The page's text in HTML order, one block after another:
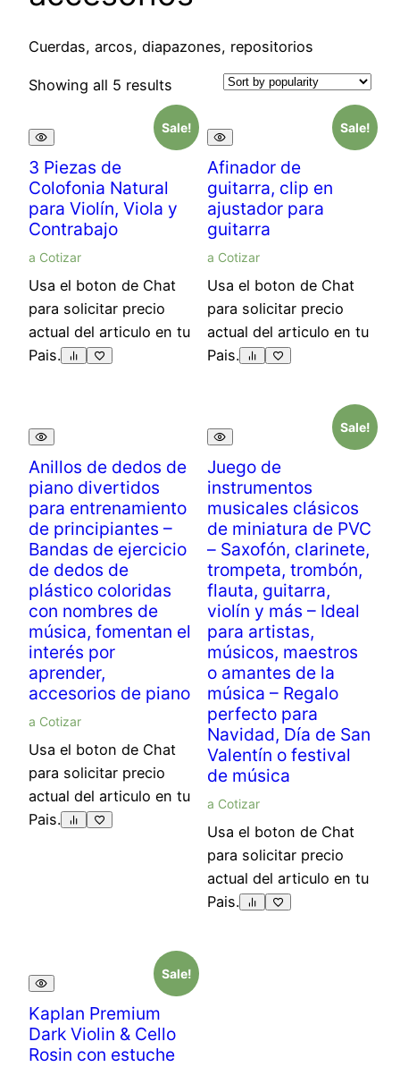
Cuerdas, arcos, diapazones, repositorios
Showing all 5 results
Sale!
3 Piezas de
Colofonia Natural
para Violín, Viola y
Contrabajo
a Cotizar
Usa el boton de Chat
para solicitar precio
actual del articulo en tu
Pais.
Sale!
Afinador de
guitarra, clip en
ajustador para
guitarra
a Cotizar
Usa el boton de Chat
para solicitar precio
actual del articulo en tu
Pais.
Anillos de dedos de
piano divertidos
para entrenamiento
de principiantes –
Bandas de ejercicio
de dedos de
plástico coloridas
con nombres de
música, fomentan el
interés por
aprender,
accesorios de piano
a Cotizar
Usa el boton de Chat
para solicitar precio
actual del articulo en tu
Pais.
Sale!
Juego de
instrumentos
musicales clásicos
de miniatura de PVC
– Saxofón, clarinete,
trompeta, trombón,
flauta, guitarra,
violín y más – Ideal
para artistas,
músicos, maestros
o amantes de la
música – Regalo
perfecto para
Navidad, Día de San
Valentín o festival
de música
a Cotizar
Usa el boton de Chat
para solicitar precio
actual del articulo en tu
Pais.
Sale!
Kaplan Premium
Dark Violin & Cello
Rosin con estuche